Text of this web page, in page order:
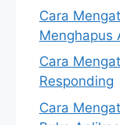
Cara
Menghapus
Cara
Responding
Cara